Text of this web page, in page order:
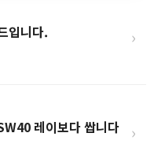
입니다. ›
레이보다 쌉니다 ›